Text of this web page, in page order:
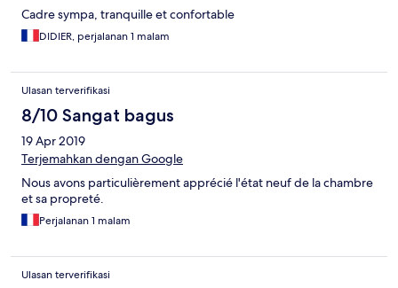
Cadre sympa, tranquille et confortable
DIDIER, perjalanan 1 malam
Ulasan terverifikasi
8/10 Sangat bagus
19 Apr 2019
Terjemahkan dengan Google
Nous avons particulièrement apprécié l'état neuf de la chambre
et sa propreté.
Perjalanan 1 malam
Ulasan terverifikasi